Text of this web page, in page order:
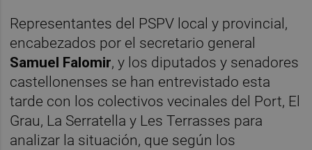
Representantes del PSPV local y provincial,
encabezados por el secretario general
Samuel Falomir, y los diputados y senadores
castellonenses se han entrevistado esta
tarde con los colectivos vecinales del Port, El
Grau, La Serratella y Les Terrasses para
analizar la situación, que según los